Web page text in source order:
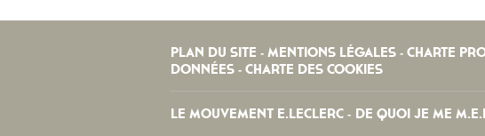
PLAN DU SITE - MENTIONS LÉGALES - CHARTE
DONNÉES - CHARTE DES COOKIES
LE MOUVEMENT E.LECLERC - DE QUOI JE ME